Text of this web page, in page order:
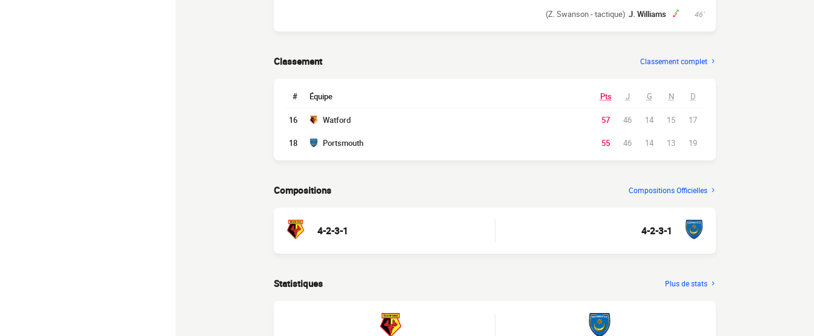
46'
J. Williams
(Z. Swanson - tactique)
Classement Classement complet
# Équipe Pts J G N D
16 Watford 57 46 14 15 17
18 Portsmouth 55 46 14 13 19
Compositions Compositions Officielles
4-2-3-1 4-2-3-1
Statistiques Plus de stats